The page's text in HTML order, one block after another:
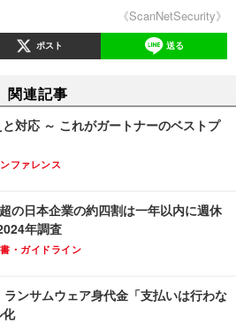
《ScanNetSecurity》
ポスト 送る
関連記事
対応 ～ これがガートナーのベストプ
ファレンス
の日本企業の約四割は一年以内に週休
年調査
・ガイドライン
ンサムウェア身代金「支払いは行わな